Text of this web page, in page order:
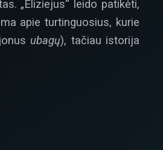
„Eliziejus“ leido patikėti,
apie turtinguosius, kurie
ubagų), tačiau istorija